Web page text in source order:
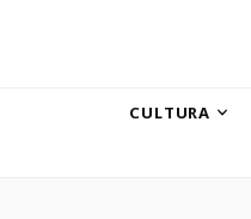
CULTURA